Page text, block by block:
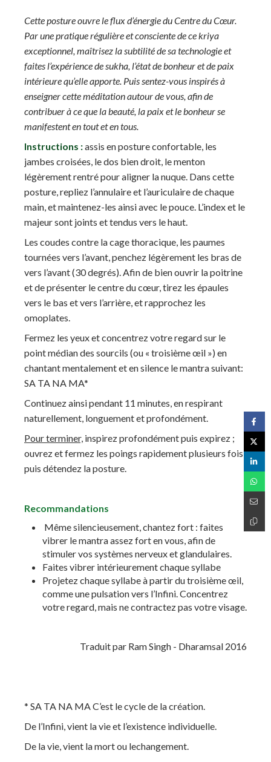
Cette posture ouvre le flux d’énergie du Centre du Cœur.
Par une pratique régulière et consciente de ce kriya
exceptionnel, maîtrisez la subtilité de sa technologie et
faites l’expérience de sukha, l’état de bonheur et de paix
intérieure qu’elle apporte. Puis sentez-vous inspirés à
enseigner cette méditation autour de vous, afin de
contribuer à ce que la beauté, la paix et le bonheur se
manifestent en tout et en tous.
Instructions :assis en posture confortable, les
jambes croisées, le dos bien droit, le menton
légèrement rentré pour aligner la nuque. Dans cette
posture, repliez l’annulaire et l’auriculaire de chaque
main, et maintenez-les ainsi avec le pouce. L’index et le
majeur sont joints et tendus vers le haut.
Les coudes contre la cage thoracique, les paumes
tournées vers l’avant, penchez légèrement les bras de
vers l’avant (30 degrés). Afin de bien ouvrir la poitrine
et de présenter le centre du cœur, tirez les épaules
vers le bas et vers l’arrière, et rapprochez les
omoplates.
Fermez les yeux et concentrez votre regard sur le
point médian des sourcils (ou « troisième œil ») en
chantant mentalement et en silence le mantra suivant:
SA TA NA MA*
Continuez ainsi pendant 11 minutes, en respirant
naturellement, longuement et profondément.
Pour terminer, inspirez profondément puis expirez ;
ouvrez et fermez les poings rapidement plusieurs fois,
puis détendez la posture.
Recommandations
Même silencieusement, chantez fort : faites
vibrer le mantra assez fort en vous, afin de
stimuler vos systèmes nerveux et glandulaires.
Faites vibrer intérieurement chaque syllabe
Projetez chaque syllabe à partir du troisième œil,
comme une pulsation vers l’Infini. Concentrez
votre regard, mais ne contractez pas votre visage.
Traduit par Ram Singh - Dharamsal 2016
* SA TA NA MA C’est le cycle de la création.
De l’Infini, vient la vie et l’existence individuelle.
De la vie, vient la mort ou lechangement.